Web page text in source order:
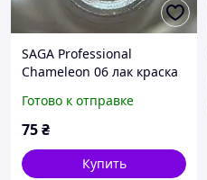
SAGA Professional
Chameleon 06 лак краска
хамелеон 8 мл
Готово к отправке
75₴
Купить